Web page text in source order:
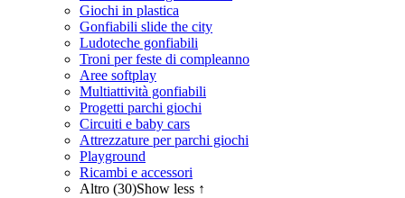
Giochi in plastica
Gonfiabili slide the city
Ludoteche gonfiabili
Troni per feste di compleanno
Aree softplay
Multiattività gonfiabili
Progetti parchi giochi
Circuiti e baby cars
Attrezzature per parchi giochi
Playground
Ricambi e accessori
Altro (30)Show less ↑